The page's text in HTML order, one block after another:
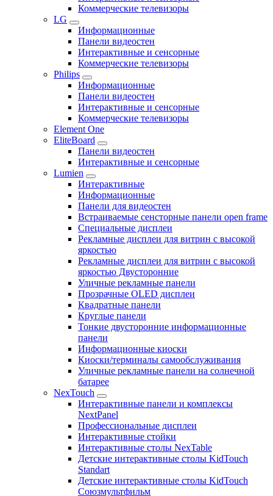
Коммерческие телевизоры
LG
Информационные
Панели видеостен
Интерактивные и сенсорные
Коммерческие телевизоры
Philips
Информационные
Панели видеостен
Интерактивные и сенсорные
Коммерческие телевизоры
Element One
EliteBoard
Панели видеостен
Интерактивные и сенсорные
Lumien
Интерактивные
Информационные
Панели для видеостен
Встраиваемые сенсторные панели open frame
Специальные дисплеи
Рекламные дисплеи для витрин с высокой
яркостью
Рекламные дисплеи для витрин с высокой
яркостью Двусторонние
Уличные рекламные панели
Прозрачные OLED дисплеи
Квадратные панели
Круглые панели
Тонкие двусторонние информационные
панели
Информационные киоски
Киоски/терминалы самообслуживания
Уличные рекламные панели на солнечной
батарее
NexTouch
Интерактивные панели и комплексы
NextPanel
Профессиональные дисплеи
Интерактивные стойки
Интерактивные столы NexTable
Детские интерактивные столы KidTouch
Standart
Детские интерактивные столы KidTouch
Союзмультфильм